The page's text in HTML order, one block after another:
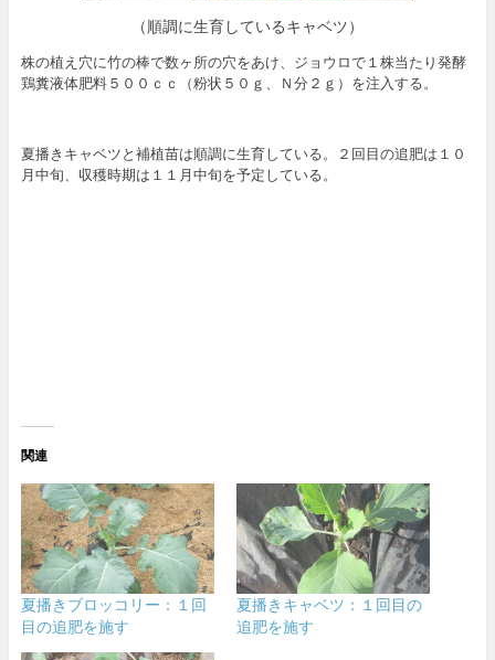
（順調に生育しているキャベツ）
株の植え穴に竹の棒で数ヶ所の穴をあけ、ジョウロで１株当たり発酵
鶏糞液体肥料５００ｃｃ（粉状５０ｇ、Ｎ分２ｇ）を注入する。
夏播きキャベツと補植苗は順調に生育している。２回目の追肥は１０
月中旬、収穫時期は１１月中旬を予定している。
関連
夏播きブロッコリー：１回
目の追肥を施す
夏播きキャベツ：１回目の
追肥を施す